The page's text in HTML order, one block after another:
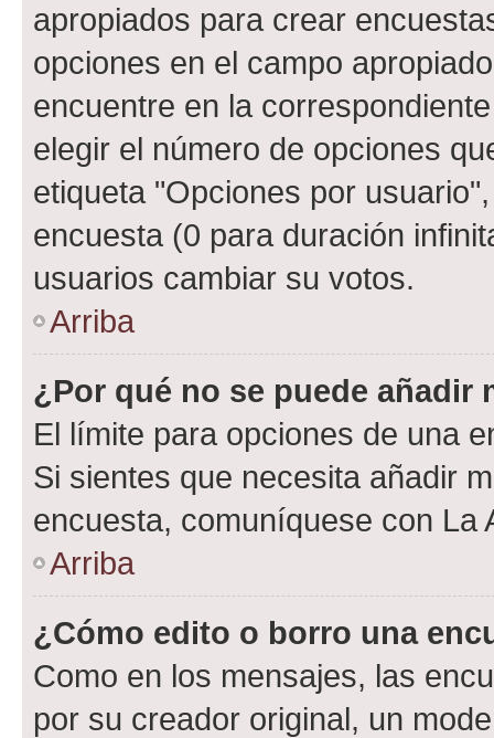
apropiados para crear
opciones en el campo
encuentre en la
elegir el número de opciones
etiqueta "Opciones por
encuesta (0 para duración
usuarios cambiar su votos.
Arriba
¿Por qué no se puede añadir
El límite para opciones de una
Si sientes que necesita añadir
encuesta, comuníquese con La
Arriba
¿Cómo edito o borro una
Como en los mensajes, las
por su creador original, un